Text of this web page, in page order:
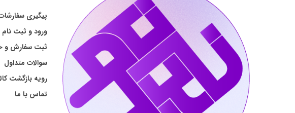
پیگیری
ورود و ثبت
ثبت سفارش و
سوالات متداول
رویه بازگشت
تماس با ما